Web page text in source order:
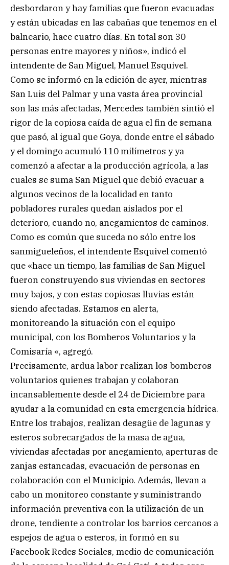
desbordaron y hay familias que fueron evacuadas
y están ubicadas en las cabañas que tenemos en el
balneario, hace cuatro días. En total son 30
personas entre mayores y niños», indicó el
intendente de San Miguel, Manuel Esquivel.
Como se informó en la edición de ayer, mientras
San Luis del Palmar y una vasta área provincial
son las más afectadas, Mercedes también sintió el
rigor de la copiosa caída de agua el fin de semana
que pasó, al igual que Goya, donde entre el sábado
y el domingo acumuló 110 milímetros y ya
comenzó a afectar a la producción agrícola, a las
cuales se suma San Miguel que debió evacuar a
algunos vecinos de la localidad en tanto
pobladores rurales quedan aislados por el
deterioro, cuando no, anegamientos de caminos.
Como es común que suceda no sólo entre los
sanmigueleños, el intendente Esquivel comentó
que «hace un tiempo, las familias de San Miguel
fueron construyendo sus viviendas en sectores
muy bajos, y con estas copiosas lluvias están
siendo afectadas. Estamos en alerta,
monitoreando la situación con el equipo
municipal, con los Bomberos Voluntarios y la
Comisaría «, agregó.
Precisamente, ardua labor realizan los bomberos
voluntarios quienes trabajan y colaboran
incansablemente desde el 24 de Diciembre para
ayudar a la comunidad en esta emergencia hídrica.
Entre los trabajos, realizan desagüe de lagunas y
esteros sobrecargados de la masa de agua,
viviendas afectadas por anegamiento, aperturas de
zanjas estancadas, evacuación de personas en
colaboración con el Municipio. Además, llevan a
cabo un monitoreo constante y suministrando
información preventiva con la utilización de un
drone, tendiente a controlar los barrios cercanos a
espejos de agua o esteros, in formó en su
Facebook Redes Sociales, medio de comunicación